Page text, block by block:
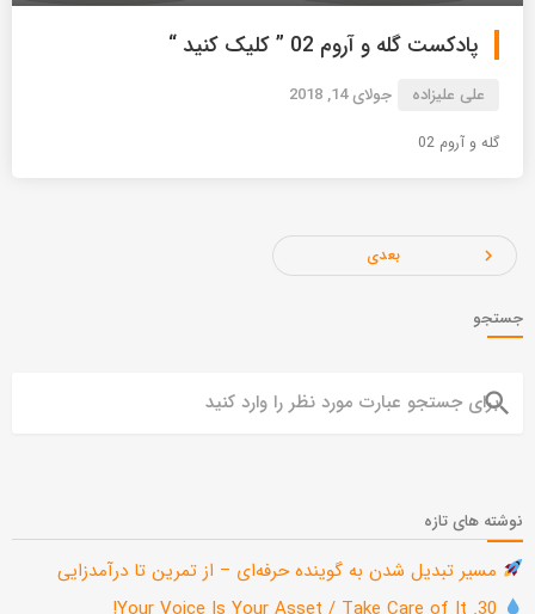
پادکست گله و آروم 02 ” کلیک کنید “
علی علیزاده جولای 14, 2018
گله و آروم 02
بعدی navigate_next
جستجو
search
نوشته های تازه
مسیر تبدیل شدن به گوینده حرفه‌ای – از تمرین تا درآمدزایی